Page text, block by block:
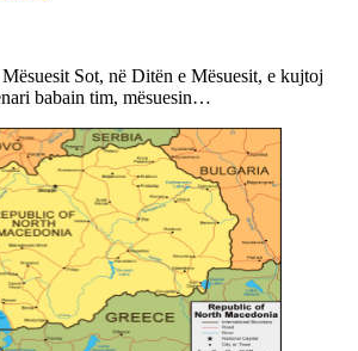
Sot, në Ditën e Mësuesit, e kujtoj
babain tim, mësuesin…